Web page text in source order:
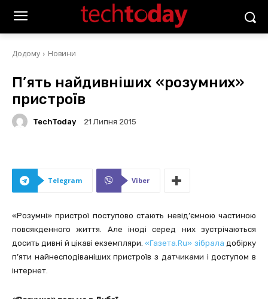
Додому Новини
П’ять найдивніших «розумних»
пристроїв
TechToday 21 Липня 2015
Telegram Viber
«Розумні» пристрої поступово стають невід’ємною частиною
повсякденного життя. Але іноді серед них зустрічаються
досить дивні й цікаві екземпляри.«Газета.Ru» зібрала добірку
п’яти найнесподіваніших пристроїв з датчиками і доступом в
інтернет.